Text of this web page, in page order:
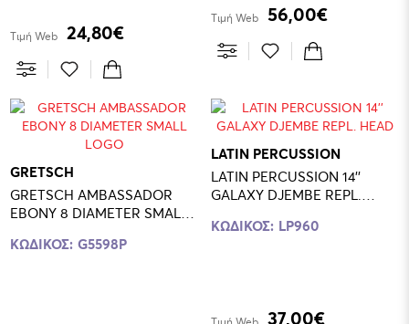
Τιμή Web 24,80€
Τιμή Web 56,00€
GRETSCH
GRETSCH AMBASSADOR
EBONY 8 DIAMETER SMALL
ΚΩΔΙΚΟΣ: G5598P
LATIN PERCUSSION
LATIN PERCUSSION 14''
GALAXY DJEMBE REPL.
ΚΩΔΙΚΟΣ: LP960
Τιμή Web 37,00€